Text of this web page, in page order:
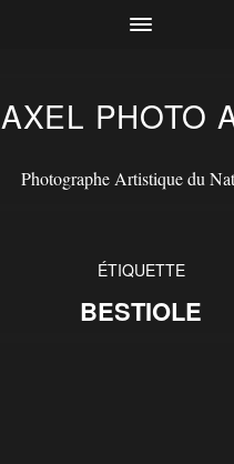
AXEL PHOTO
Photographe Artistique du
ÉTIQUETTE
BESTIOLE